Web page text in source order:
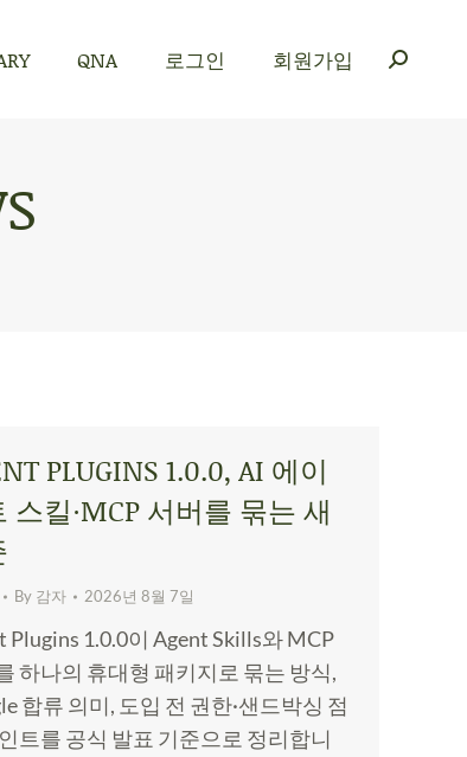
QNA 로그인 회원가입
PLUGINS 1.0.0, AI 에이
스킬·MCP 서버를 묶는 새
By 감자 2026년 8월 7일
Plugins 1.0.0이 Agent Skills와 MCP
하나의 휴대형 패키지로 묶는 방식,
합류 의미, 도입 전 권한·샌드박싱 점
트를 공식 발표 기준으로 정리합니
로그인 회원가입